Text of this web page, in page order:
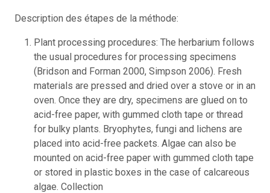
Description des étapes de la méthode:
Plant processing procedures: The herbarium follows
the usual procedures for processing specimens
(Bridson and Forman 2000, Simpson 2006). Fresh
materials are pressed and dried over a stove or in an
oven. Once they are dry, specimens are glued on to
acid-free paper, with gummed cloth tape or thread
for bulky plants. Bryophytes, fungi and lichens are
placed into acid-free packets. Algae can also be
mounted on acid-free paper with gummed cloth tape
or stored in plastic boxes in the case of calcareous
algae. Collection